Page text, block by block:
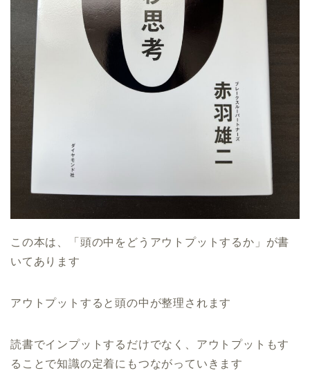
この本は、「頭の中をどうアウトプットするか」が書
いてあります
アウトプットすると頭の中が整理されます
読書でインプットするだけでなく、アウトプットもす
ることで知識の定着にもつながっていきます